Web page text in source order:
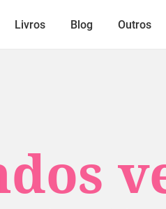
Livros Blog Outros